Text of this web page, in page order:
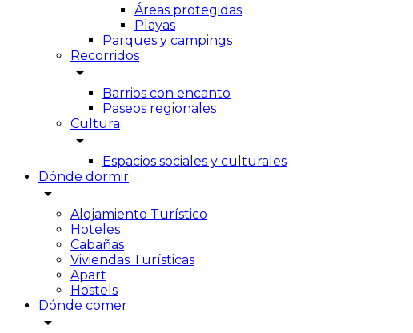
Áreas protegidas
Playas
Parques y campings
Recorridos
arrow_drop_down
Barrios con encanto
Paseos regionales
Cultura
arrow_drop_down
Espacios sociales y culturales
Dónde dormir
arrow_drop_down
Alojamiento Turístico
Hoteles
Cabañas
Viviendas Turísticas
Apart
Hostels
Dónde comer
arrow_drop_down